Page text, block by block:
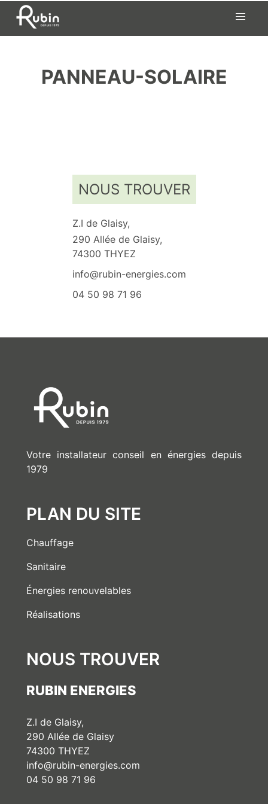
PANNEAU-SOLAIRE
NOUS TROUVER
Z.I de Glaisy,
290 Allée de Glaisy,
74300 THYEZ
info@rubin-energies.com
04 50 98 71 96
Votre installateur conseil en énergies depuis
1979
PLAN DU SITE
Chauffage
Sanitaire
Énergies renouvelables
Réalisations
NOUS TROUVER
RUBIN ENERGIES
Z.I de Glaisy,
290 Allée de Glaisy
74300 THYEZ
info@rubin-energies.com
04 50 98 71 96